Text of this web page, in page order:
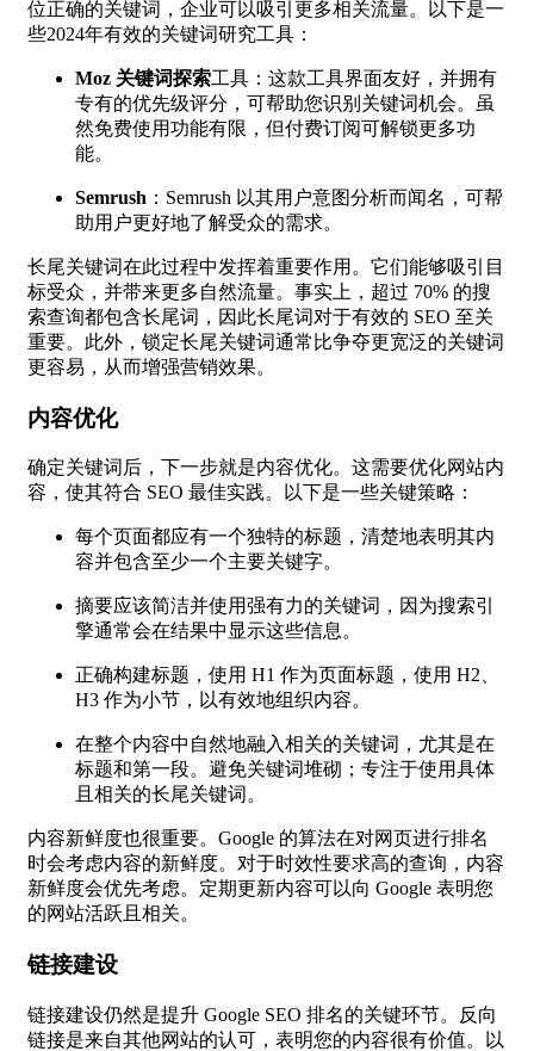
位正确的关键词，企业可以吸引更多相关流量。以下是一
些2024年有效的关键词研究工具：
Moz 关键词探索工具：这款工具界面友好，并拥有
专有的优先级评分，可帮助您识别关键词机会。虽
然免费使用功能有限，但付费订阅可解锁更多功
能。
Semrush ：Semrush 以其用户意图分析而闻名，可帮
助用户更好地了解受众的需求。
长尾关键词在此过程中发挥着重要作用。它们能够吸引目
标受众，并带来更多自然流量。事实上，超过 70% 的搜
索查询都包含长尾词，因此长尾词对于有效的 SEO 至关
重要。此外，锁定长尾关键词通常比争夺更宽泛的关键词
更容易，从而增强营销效果。
内容优化
确定关键词后，下一步就是内容优化。这需要优化网站内
容，使其符合 SEO 最佳实践。以下是一些关键策略：
每个页面都应有一个独特的标题，清楚地表明其内
容并包含至少一个主要关键字。
摘要应该简洁并使用强有力的关键词，因为搜索引
擎通常会在结果中显示这些信息。
正确构建标题，使用 H1 作为页面标题，使用 H2、
H3 作为小节，以有效地组织内容。
在整个内容中自然地融入相关的关键词，尤其是在
标题和第一段。避免关键词堆砌；专注于使用具体
且相关的长尾关键词。
内容新鲜度也很重要。Google 的算法在对网页进行排名
时会考虑内容的新鲜度。对于时效性要求高的查询，内容
新鲜度会优先考虑。定期更新内容可以向 Google 表明您
的网站活跃且相关。
链接建设
链接建设仍然是提升 Google SEO 排名的关键环节。反向
链接是来自其他网站的认可，表明您的内容很有价值。以